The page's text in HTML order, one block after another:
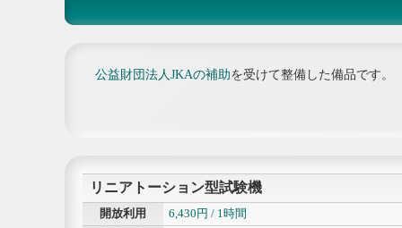
公益財団法人JKAの補助を受けて整備した備品です。
リニアトーション型試験機
開放利用
6,430円 / 1時間